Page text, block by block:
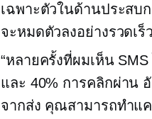
เฉพาะตัวในด้านประส
จะหมดตัวลงอย่างรวดเร็
“หลายครั้งที่ผมเห็น
และ 40% การคลิกผ่าน
จากส่ง คุณสามารถทำแ